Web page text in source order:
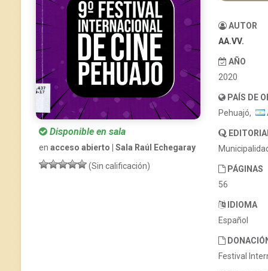
Disponible en sala
en acceso abierto | Sala Raúl Echegaray
(Sin calificación)
AUTOR
AA.VV.
AÑO
2020
PAÍS DE
Pehuajó,
PÁGINAS
56
IDIOMA
Español
Festival